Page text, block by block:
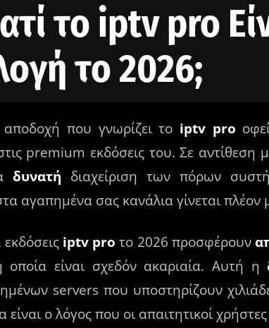
το iptv pro
το 2026;
που γνωρίζει το iptv pro
premium εκδόσεις του. Σε αντίθεση
δυνατή διαχείριση των πόρων
αγαπημένα σας κανάλια γίνεται πλέον
iptv pro το 2026 προσφέρουν
οποία είναι σχεδόν ακαριαία. Αυτή η
servers που υποστηρίζουν
είναι ο λόγος που οι απαιτητικοί